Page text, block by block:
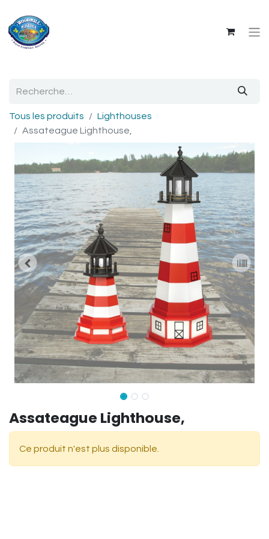
Tous les produits
Lighthouses
Assateague Lighthouse,
Assateague Lighthouse,
Ce produit n'est plus disponible.